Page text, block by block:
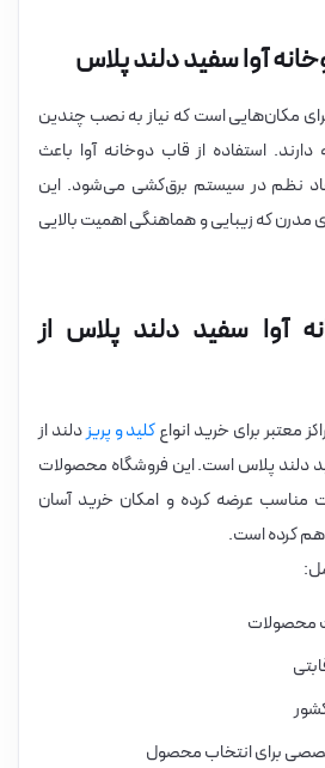
آوا سفید دلند پلاس
مکان‌هایی است که نیاز به نصب چندین
استفاده از قاب دوخانه آوا باعث
نظم در سیستم برق‌کشی می‌شود. این
که زیبایی و هماهنگی اهمیت بالایی
آوا سفید دلند پلاس از
معتبر برای خرید انواعکلید و پریزدلند از
دلند پلاس است. این فروشگاه محصولات
مناسب عرضه کرده و امکان خرید آسان
کرده است.
محصولات
برای انتخاب محصول